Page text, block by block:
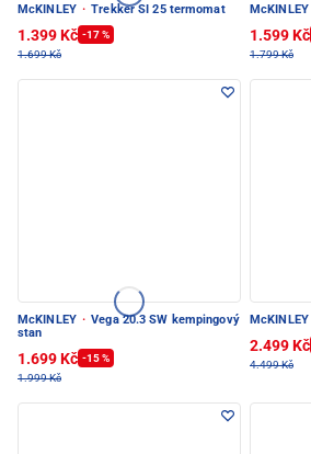
McKINLEY · Trekker SI 25 termomat
1.399 Kč -17 %
1.699 Kč
McKINLEY
1.599 Kč
1.799 Kč
McKINLEY · Vega 20.3 SW kempingový
stan
1.699 Kč -15 %
1.999 Kč
McKINLEY
2.499 Kč
4.499 Kč